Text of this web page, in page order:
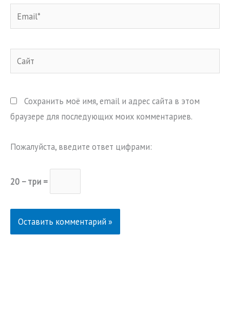
Email*
Сайт
Сохранить моё имя, email и адрес сайта в этом
браузере для последующих моих комментариев.
Пожалуйста, введите ответ цифрами:
20 − три =